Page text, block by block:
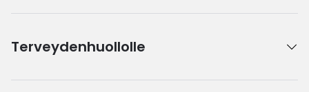
Terveydenhuollolle